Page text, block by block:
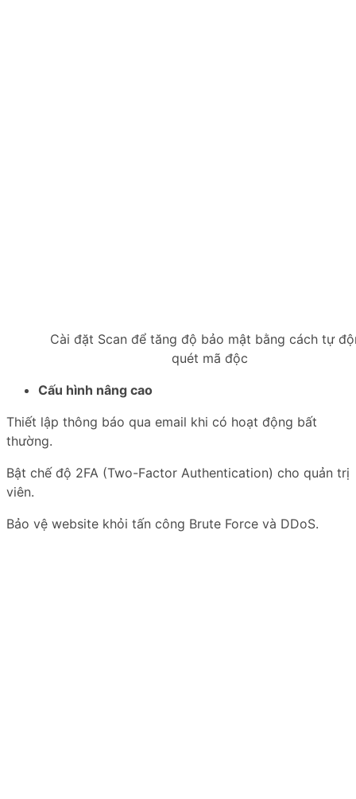
Cài đặt Scan để tăng độ bảo mật bằng cách tự
quét mã độc
Cấu hình nâng cao
Thiết lập thông báo qua email khi có hoạt động bất
thường.
Bật chế độ 2FA (Two-Factor Authentication) cho quản trị
viên.
Bảo vệ website khỏi tấn công Brute Force và DDoS.